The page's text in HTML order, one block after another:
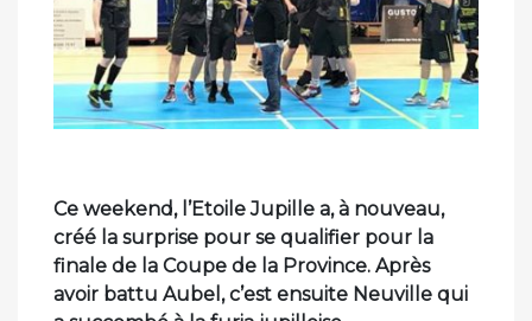
Ce weekend, l’Etoile Jupille a, à nouveau,
créé la surprise pour se qualifier pour la
finale de la Coupe de la Province. Après
avoir battu Aubel, c’est ensuite Neuville qui